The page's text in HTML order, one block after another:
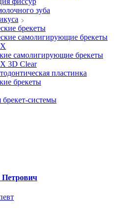
зуба
брекеты
самолигирующие брекеты
самолигирующие брекеты
3D Clear
пластинка
брекеты
системы